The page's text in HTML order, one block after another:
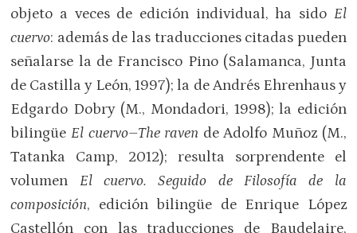
objeto a veces de edición individual, ha sido El
cuervo: además de las traducciones citadas pueden
señalarse la de Francisco Pino (Salamanca, Junta
de Castilla y León, 1997); la de Andrés Ehrenhaus y
Edgardo Dobry (M., Mondadori, 1998); la edición
bilingüeEl cuervo–The raven de Adolfo Muñoz (M.,
Tatanka Camp, 2012); resulta sorprendente el
volumen El cuervo. Seguido de Filosofía de la
composición, edición bilingüe de Enrique López
Castellón con las traducciones de Baudelaire,